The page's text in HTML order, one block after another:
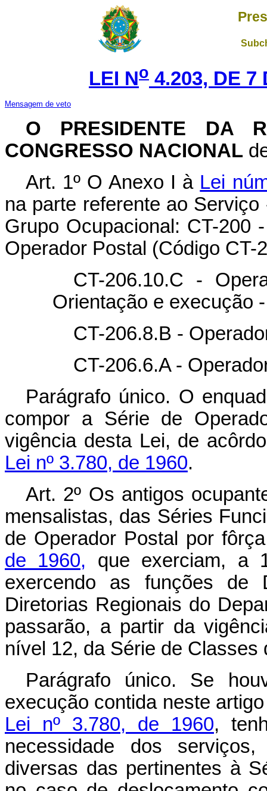
LEI No 4.203, DE 7
Mensagem de veto
O PRESIDENTE DA
CONGRESSO NACIONAL
Art. 1º O Anexo I à Lei
na parte referente ao
Grupo Ocupacional: CT-200
Operador Postal (Código
CT-206.10.C -
Orientação e execução
CT-206.8.B -
CT-206.6.A -
Parágrafo único. O
compor a Série de
vigência desta Lei, de
Lei nº 3.780, de 1960.
Art. 2º Os antigos
mensalistas, das Séries
de Operador Postal por
de 1960, que exerciam, a
exercendo as funções de
Diretorias Regionais do
passarão, a partir da
nível 12, da Série de Classes
Parágrafo único. Se
execução contida neste
Lei nº 3.780, de 1960,
necessidade dos
diversas das pertinentes à